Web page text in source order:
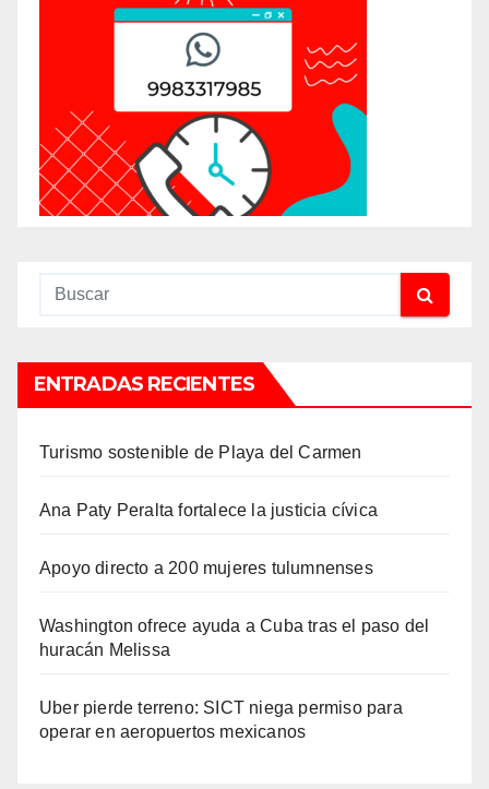
ENTRADAS RECIENTES
Turismo sostenible de Playa del Carmen
Ana Paty Peralta fortalece la justicia cívica
Apoyo directo a 200 mujeres tulumnenses
Washington ofrece ayuda a Cuba tras el paso del
huracán Melissa
Uber pierde terreno: SICT niega permiso para
operar en aeropuertos mexicanos